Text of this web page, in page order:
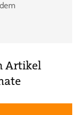
Artikel